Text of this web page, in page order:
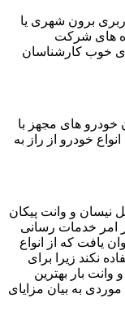
برون شهری یا
های شرکت
های خوب کارشناسان
خودرو های مجهز با
خودرو از راز به
نیسان و وانت پیکان
امر خدمات رسانی
یافت که از انواع
نکند زیرا برای
بار بهترین
به بیان مزایای